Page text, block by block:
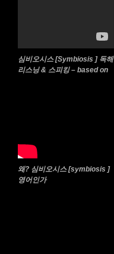
심비오시스 [Symbiosis ] 독해
리스닝 & 스피킹 – based on
왜? 심비오시스 [symbiosis ]
영어인가